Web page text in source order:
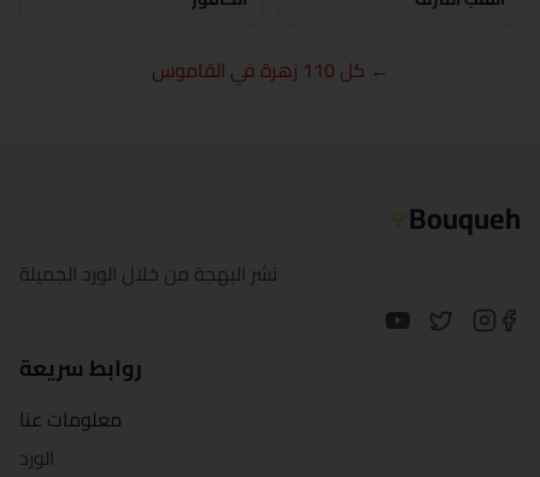
← كل 110 زهرة في القاموس
Bouqueh
🌹
نشر البهجة من خلال الورد الجميلة
روابط سريعة
معلومات عنا
الورد
الخارجة
المنصورة